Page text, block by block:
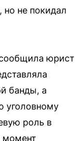
но не покидал
юрист
банды, а
уголовному
роль в
момент